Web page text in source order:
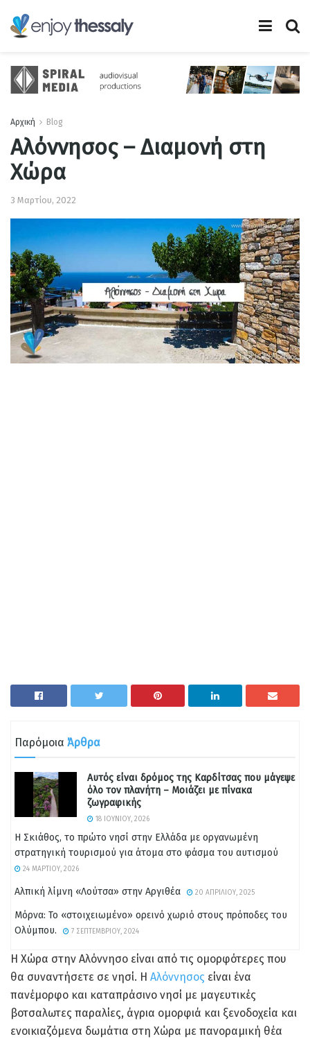
Αρχική Blog
Αλόννησος – Διαμονή στη
Χώρα
3 Μαρτίου, 2022
Παρόμοια Άρθρα
Αυτός είναι δρόμος της Καρδίτσας που μάγεψε
όλο τον πλανήτη – Μοιάζει με πίνακα
ζωγραφικής
18 ΙΟΥΝΊΟΥ, 2026
Η Σκιάθος, το πρώτο νησί στην Ελλάδα με οργανωμένη
στρατηγική τουρισμού για άτομα στο φάσμα του αυτισμού
24 ΜΑΡΤΊΟΥ, 2026
Αλπική λίμνη «Λούτσα» στην Αργιθέα 20 ΑΠΡΙΛΊΟΥ, 2025
Μόρνα: Το «στοιχειωμένο» ορεινό χωριό στους πρόποδες του
Ολύμπου.
7 ΣΕΠΤΕΜΒΡΊΟΥ, 2024
Η Χώρα στην Αλόννησο είναι από τις ομορφότερες που
θα συναντήσετε σε νησί. Η Αλόννησος είναι ένα
πανέμορφο και καταπράσινο νησί με μαγευτικές
βοτσαλωτες παραλίες, άγρια ομορφιά και ξενοδοχεία και
ενοικιαζόμενα δωμάτια στη Χώρα με πανοραμική θέα